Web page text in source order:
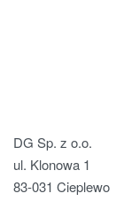
DG Sp. z o.o.
ul. Klonowa 1
83-031 Cieplewo